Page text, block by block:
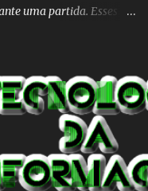
uma partida. Esses
sobre o incidente
que embora o racismo
que a Espanha
indivíduos racistas
Espanha. É essencial
racistas da sociedade